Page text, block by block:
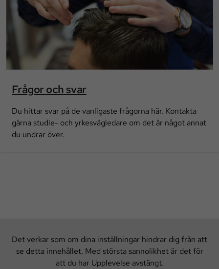
Frågor och svar
Du hittar svar på de vanligaste frågorna här. Kontakta
gärna studie- och yrkesvägledare om det är något annat
du undrar över.
Det verkar som om dina inställningar hindrar dig från att
se detta innehållet. Med största sannolikhet är det för
att du har Upplevelse avstängt.